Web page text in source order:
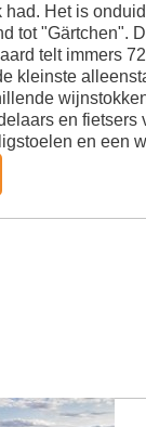
had. Het is
tot "Gärtchen".
telt immers
kleinste
en fietsers
en een